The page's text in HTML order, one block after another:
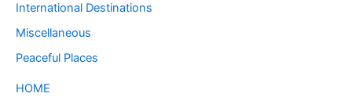
International Destinations
Miscellaneous
Peaceful Places
HOME